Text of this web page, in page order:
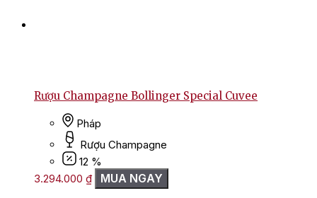
Rượu Champagne Bollinger Special Cuvee
Pháp
Rượu Champagne
12 %
3.294.000 ₫ MUA NGAY